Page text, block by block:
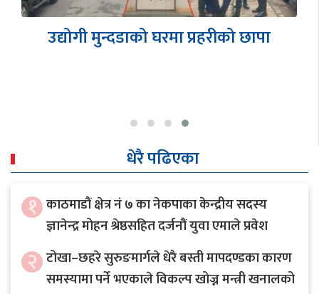
उद्योगी मुन्दडाको घरमा प्रहरीको छापा
धेरै पढिएका
१ काठमाडौं क्षेत्र नं ७ का नेकपाका केन्द्रीय सदस्य
ज्ञानेन्द्र मोहन श्रेष्ठसहित दर्जनौं युवा एमाले प्रवेश
२ टोखा–छहरे सुरुङमार्गले धेरै बस्ती मापदण्डका कारण
समस्यामा पर्ने भएकाले विकल्प खोज्न मन्त्री खनालको